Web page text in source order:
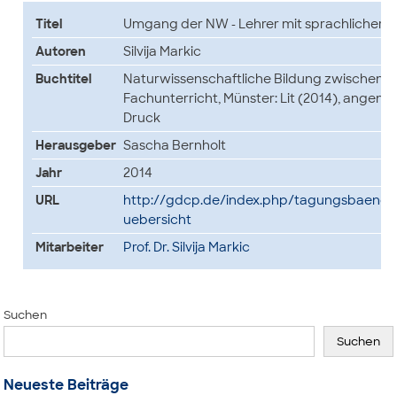
Titel
Umgang der NW - Lehrer mit sprachlicher
Autoren
Silvija Markic
Buchtitel
Naturwissenschaftliche Bildung zwischen
Fachunterricht, Münster: Lit (2014),
Druck
Herausgeber Sascha Bernholt
Jahr
2014
URL
http://gdcp.de/index.php/
uebersicht
Mitarbeiter
Prof. Dr. Silvija Markic
Suchen
Suchen
Neueste Beiträge